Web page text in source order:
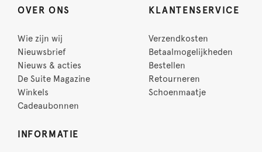
OVER ONS
Wie zijn wij
Nieuwsbrief
Nieuws & acties
De Suite Magazine
Winkels
Cadeaubonnen
KLANTENSERVICE
Verzendkosten
Betaalmogelijkheden
Bestellen
Retourneren
Schoenmaatje
INFORMATIE